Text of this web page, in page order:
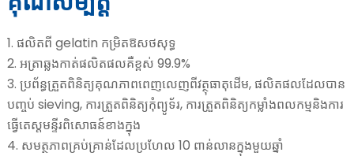
1. ផលិតពី gelatin កម្រិតឱសថសុទ្ធ
2. អត្រាឆ្លងកាត់ផលិតផលគឺខ្ពស់ 99.9%
3. ប្រព័ន្ធត្រួតពិនិត្យគុណភាពពេញលេញពីវត្ថុធាតុដើម, ផលិតផលដែលបាន
បញ្ចប់ sieving, ការត្រួតពិនិត្យកុំព្យូទ័រ, ការត្រួតពិនិត្យកម្លាំងពលកម្មនិងការ
ធ្វើតេស្តមន្ទីរពិសោធន៍ខាងក្នុង
4. សមត្ថភាពគ្រប់គ្រាន់ដែលប្រហែល 10 ពាន់លានក្នុងមួយឆ្នាំ